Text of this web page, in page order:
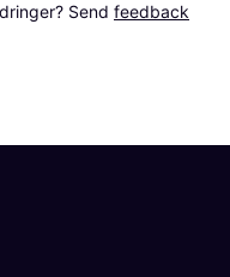
Send feedback